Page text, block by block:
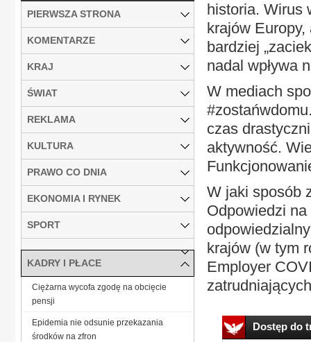
historia. Wirus
krajów
bardziej
nadal wpływa
W mediach
czas
aktywność.
W jaki sposób
Odpowiedzi
krajów (w tym
Employer
Dostęp do
PIERWSZA STRONA
KOMENTARZE
KRAJ
ŚWIAT
REKLAMA
KULTURA
PRAWO CO DNIA
EKONOMIA I RYNEK
SPORT
KADRY I PŁACE
Ciężarna wycofa zgodę na obcięcie
pensji
Epidemia nie odsunie przekazania
środków na zfron